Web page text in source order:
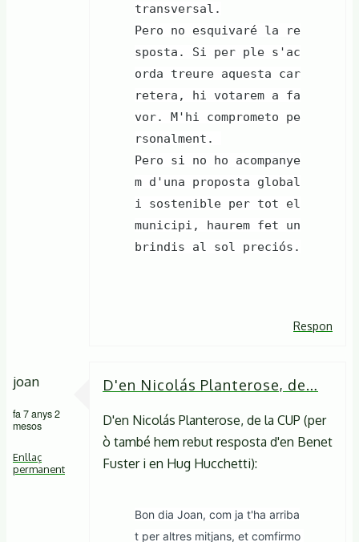
transversal.
Pero no esquivaré la re
sposta. Si per ple s'ac
orda treure aquesta car
retera, hi votarem a fa
vor. M'hi comprometo pe
rsonalment.
Pero si no ho acompanye
m d'una proposta global
i sostenible per tot el
municipi, haurem fet un
brindis al sol preciós.
Respon
joan
fa 7 anys 2
mesos
Enllaç
permanent
D'en Nicolás Planterose, de…
D'en Nicolás Planterose, de la CUP (per
ò també hem rebut resposta d'en Benet
Fuster i en Hug Hucchetti):
Bon dia Joan, com ja t'ha arriba
t per altres mitjans, et comfirmo